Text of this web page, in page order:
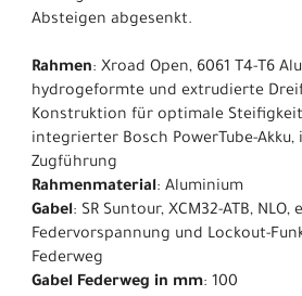
Absteigen abgesenkt.
Rahmen: Xroad Open, 6061 T4-T6
hydrogeformte und extrudierte
Konstruktion für optimale
integrierter Bosch PowerTube-
Zugführung
Rahmenmaterial: Aluminium
Gabel: SR Suntour, XCM32-ATB,
Federvorspannung und Lockout-
Federweg
Gabel Federweg in mm: 100